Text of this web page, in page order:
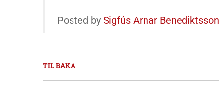
Posted by Sigfús Arnar Benediktsson
TIL BAKA